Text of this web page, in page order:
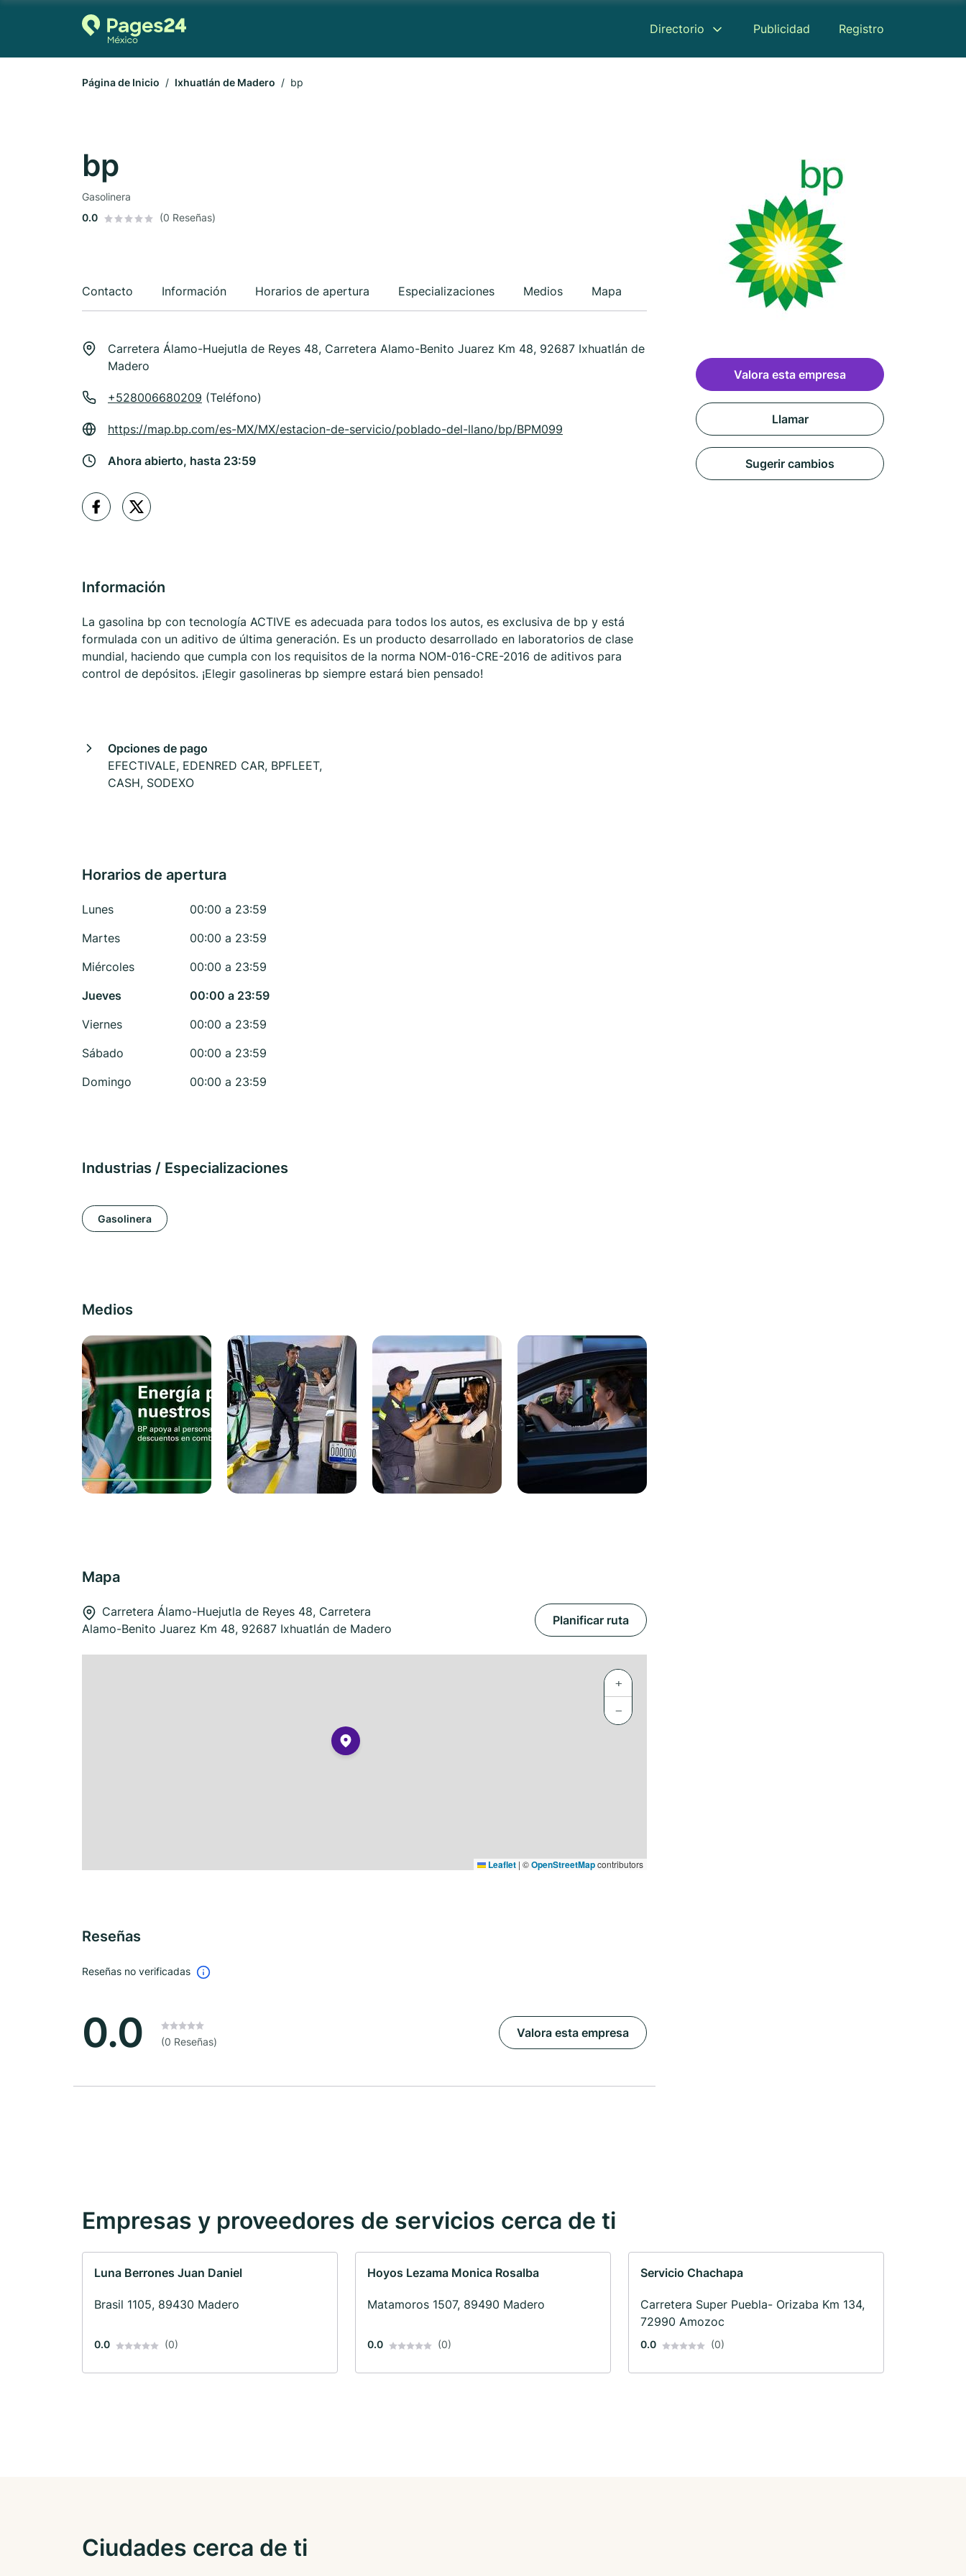
Directorio Publicidad Registro
Página de Inicio Ixhuatlán de Madero bp
bp
Gasolinera
0.0
(0 Reseñas)
Contacto Información Horarios de apertura Especializaciones Medios Mapa
Carretera Álamo-Huejutla de Reyes 48, Carretera Alamo-Benito Juarez Km 48, 92687 Ixhuatlán de
Madero
+528006680209 (Teléfono)
https://map.bp.com/es-MX/MX/estacion-de-servicio/poblado-del-llano/bp/BPM099
Ahora abierto, hasta 23:59
Información
La gasolina bp con tecnología ACTIVE es adecuada para todos los autos, es exclusiva de bp y está
formulada con un aditivo de última generación. Es un producto desarrollado en laboratorios de clase
mundial, haciendo que cumpla con los requisitos de la norma NOM-016-CRE-2016 de aditivos para
control de depósitos. ¡Elegir gasolineras bp siempre estará bien pensado!
Opciones de pago
EFECTIVALE, EDENRED CAR, BPFLEET,
CASH, SODEXO
Horarios de apertura
Lunes
00:00 a 23:59
Martes
00:00 a 23:59
Miércoles
00:00 a 23:59
Jueves
00:00 a 23:59
Viernes
00:00 a 23:59
Sábado
00:00 a 23:59
Domingo
00:00 a 23:59
Industrias / Especializaciones
Gasolinera
Medios
Mapa
Carretera Álamo-Huejutla de Reyes 48, Carretera
Alamo-Benito Juarez Km 48, 92687 Ixhuatlán de Madero
Planificar ruta
+
−
Leaflet | ©OpenStreetMapcontributors
Reseñas
Reseñas no verificadas
0.0 (0 Reseñas)
Valora esta empresa
Valora esta empresa
Llamar
Sugerir cambios
Empresas y proveedores de servicios cerca de ti
Luna Berrones Juan Daniel
Brasil 1105, 89430 Madero
0.0 (0)
Hoyos Lezama Monica Rosalba
Matamoros 1507, 89490 Madero
0.0 (0)
Servicio Chachapa
Carretera Super Puebla- Orizaba Km 134,
72990 Amozoc
0.0 (0)
Ciudades cerca de ti